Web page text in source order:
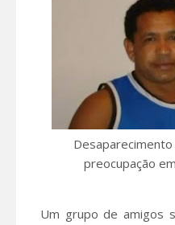
preocupação
Um grupo de amigos